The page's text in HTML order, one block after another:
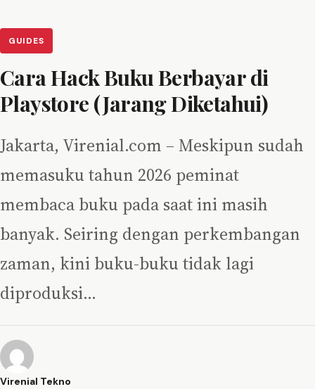
GUIDES
Cara Hack Buku Berbayar di
Playstore (Jarang Diketahui)
Jakarta, Virenial.com – Meskipun sudah
memasuku tahun 2026 peminat
membaca buku pada saat ini masih
banyak. Seiring dengan perkembangan
zaman, kini buku-buku tidak lagi
diproduksi…
Virenial Tekno